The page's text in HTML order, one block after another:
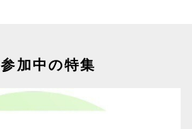
参加中の特集